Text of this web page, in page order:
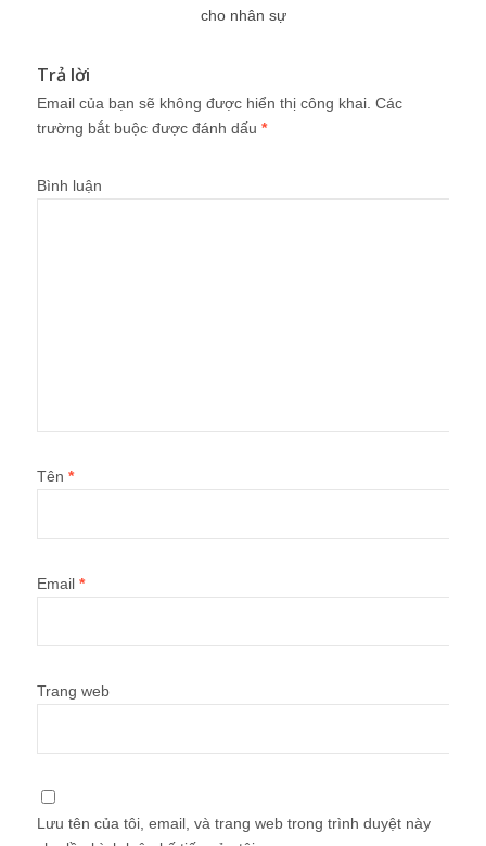
cho nhân sự
Trả lời
Email của bạn sẽ không được hiển thị công khai. Các
trường bắt buộc được đánh dấu *
Bình luận
Tên *
Email *
Trang web
Lưu tên của tôi, email, và trang web trong trình duyệt này